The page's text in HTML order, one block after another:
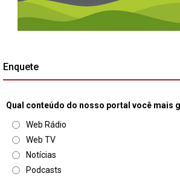
Enquete
Qual conteúdo do nosso portal você mais
Web Rádio
Web TV
Notícias
Podcasts